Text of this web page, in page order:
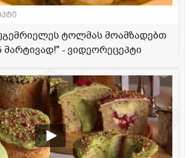
ტოლმას მოამზადებთ
- ვიდეორეცეპტი